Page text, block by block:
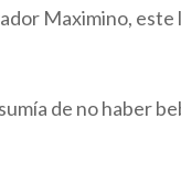
Maximino,
de no haber